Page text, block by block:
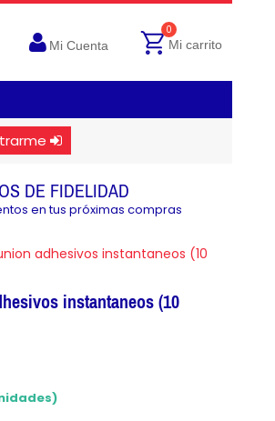
Mi Cuenta
0
Mi carrito
DE FIDELIDAD
en tus próximas compras
adhesivos instantaneos (10
instantaneos (10